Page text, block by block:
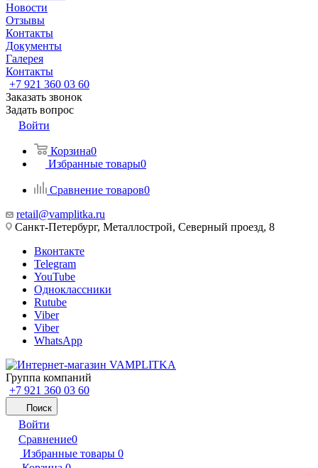
Новости
Отзывы
Контакты
Документы
Галерея
Контакты
+7 921 360 03 60
Заказать звонок
Задать вопрос
Войти
Корзина0
Избранные товары0
Сравнение товаров0
retail@vamplitka.ru
Санкт-Петербург, Металлострой, Северный проезд, 8
Вконтакте
Telegram
YouTube
Одноклассники
Rutube
Viber
Viber
WhatsApp
Группа компаний
+7 921 360 03 60
Поиск
Войти
Сравнение0
Избранные товары 0